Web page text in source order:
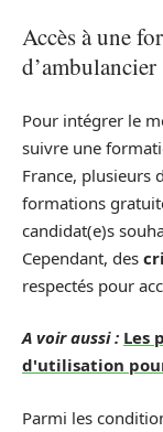
Accès à une
d’ambulancier
Pour intégrer le
suivre une
France, plusieurs
formations
candidat(e)s
Cependant, des
respectés pour
A voir aussi : Les
d'utilisation
Parmi les